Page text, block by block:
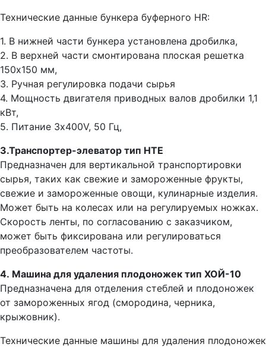
Технические данные бункера буферного HR:
1. В нижней части бункера установлена дробилка,
2. В верхней части смонтирована плоская решетка
150x150 мм,
3. Ручная регулировка подачи сырья
4. Мощность двигателя приводных валов дробилки 1,1
кВт,
5. Питание 3x400V, 50 Гц,
3.Транспортер-элеватор тип HTE
Предназначен для вертикальной транспортировки
сырья, таких как свежие и замороженные фрукты,
свежие и замороженные овощи, кулинарные изделия.
Может быть на колесах или на регулируемых ножках.
Скорость ленты, по согласованию с заказчиком,
может быть фиксирована или регулироваться
преобразователем частоты.
4. Машина для удаления плодоножек тип ХОЙ-10
Предназначена для отделения стеблей и плодоножек
от замороженных ягод (смородина, черника,
крыжовник).
Технические данные машины для удаления плодоножек